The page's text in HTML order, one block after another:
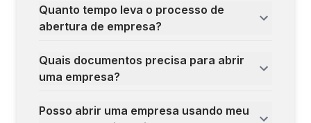
Quanto tempo leva o processo de
abertura de empresa?
Quais documentos precisa para abrir
uma empresa?
Posso abrir uma empresa usando meu